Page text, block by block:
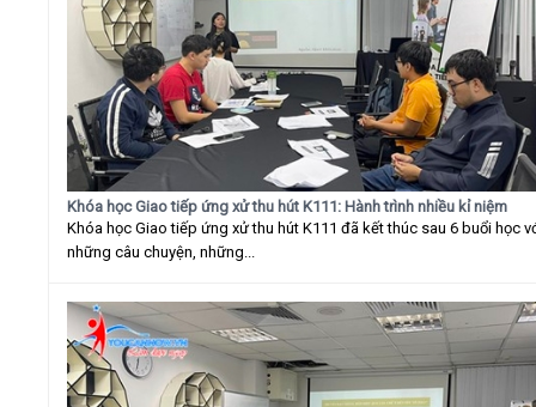
Khóa học Giao tiếp ứng xử thu hút K111: Hành trình nhiều kỉ niệm
Khóa học Giao tiếp ứng xử thu hút K111 đã kết thúc sau 6 buổi học
những câu chuyện, những...